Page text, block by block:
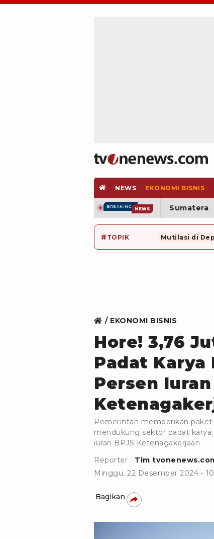
NEWS EKONOMI BISNIS
BREAKING NEWS Sumatera
# TOPIK Mutilasi di
EKONOMI BISNIS
Hore! 3,76
Padat Karya
Persen Iuran
Pemerintah memberikan
mendukung sektor padat
iuran BPJS Ketenagakerjaan
Reporter : Tim
Minggu, 22 Desember 2024 -
Bagikan